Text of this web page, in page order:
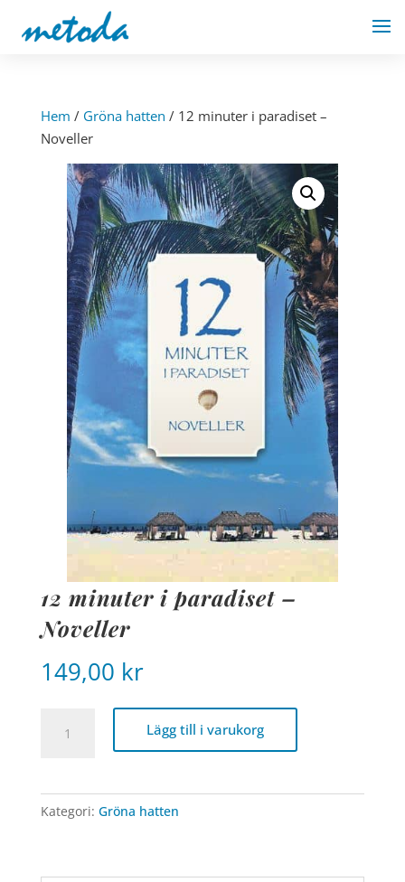
Hem / Gröna hatten / 12 minuter i paradiset –
Noveller
12 minuter i paradiset –
Noveller
149,00 kr
minuter
-
Lägg till i varukorg
Kategori: Gröna hatten